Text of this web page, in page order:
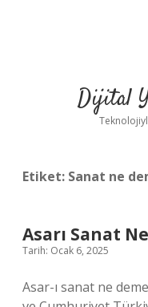
Dijital
Etiket: Sanat ne
Asarı Sanat
Tarih: Ocak 6, 2025
Asar-ı sanat ne